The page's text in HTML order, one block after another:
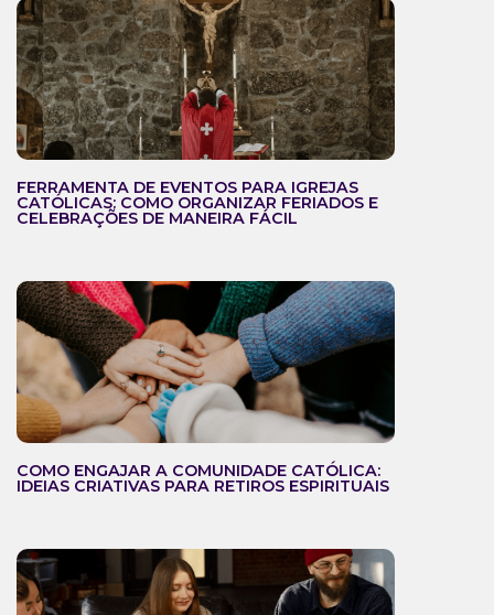
FERRAMENTA DE EVENTOS PARA IGREJAS
CATÓLICAS: COMO ORGANIZAR FERIADOS E
CELEBRAÇÕES DE MANEIRA FÁCIL
COMO ENGAJAR A COMUNIDADE CATÓLICA:
IDEIAS CRIATIVAS PARA RETIROS ESPIRITUAIS